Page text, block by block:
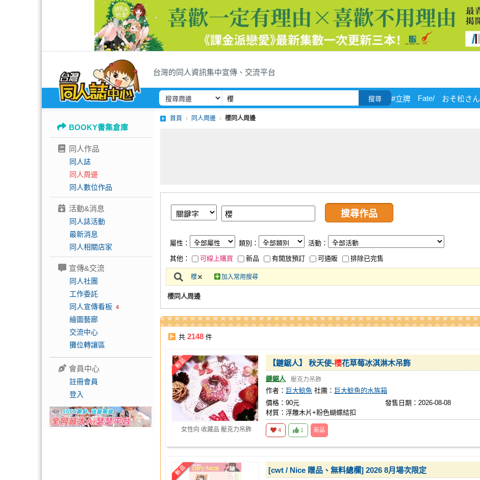
台灣的同人資訊集中宣傳、交流平台
搜尋 #立牌 Fate/ おそ松さん
BOOKY書集倉庫
同人作品
同人誌
同人周邊
同人數位作品
活動&消息
同人誌活動
最新消息
同人相關店家
宣傳&交流
同人社團
工作委託
同人宣傳看板 4
繪圖藝廊
交流中心
攤位轉讓區
會員中心
註冊會員
登入
首頁 同人周邊 櫻同人周邊
屬性： 類別：
活動：
其他：
可線上購買 新品 有開放預訂 可通販 排除已完售
櫻 加入常用搜尋
櫻同人周邊
共 2148 件
女性向 收藏品 壓克力吊飾
【鏈鋸人】 秋天使-櫻花草莓冰淇淋木吊飾
鏈鋸人 壓克力吊飾
作者： 巨大鯰魚 社團： 巨大鯰魚的水族箱
價格：90元
發售日期：2026-08-08
材質：浮雕木片+粉色蝴蝶結扣
4 1 新品
[cwt / Nice 贈品、無料總欄] 2026 8月場次限定